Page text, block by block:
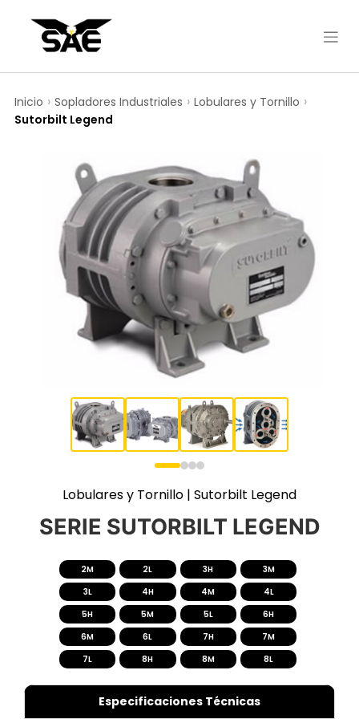
Inicio Sopladores Industriales
Lobulares y Tornillo
Sutorbilt Legend
Lobulares y Tornillo | Sutorbilt Legend
SERIE SUTORBILT LEGEND
2M 2L 3H
3M
3L
4H 4M
4L
5H
5M 5L
6H
6M
6L 7H
7M
7L
8H 8M 8L
Especificaciones Técnicas